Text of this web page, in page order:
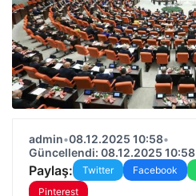
admin•08.12.2025 10:58•
Güncellendi: 08.12.2025 10:58
Paylaş: Twitter Facebook
Pinterest